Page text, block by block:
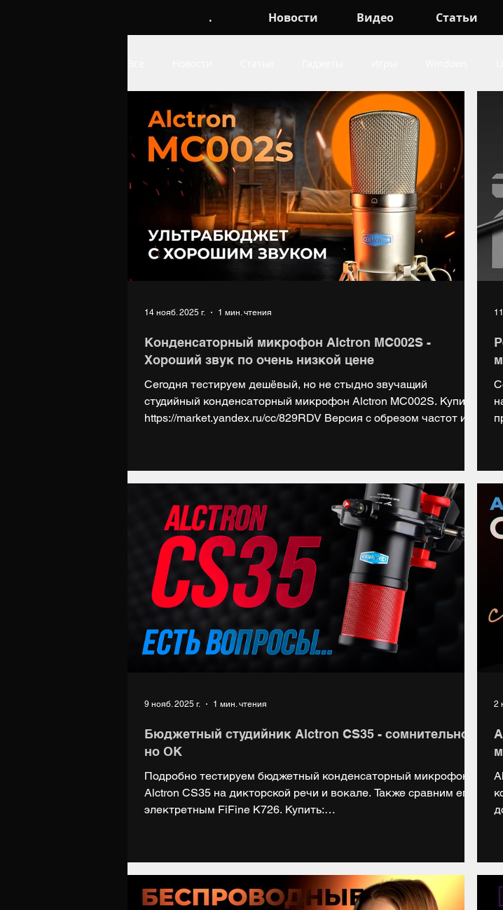
. Новости Видео Статьи
Обои про Linux про Windows про Игры про Android
Конденсаторный микрофон Alctron MC002S -
Хороший звук по очень низкой цене
Сегодня тестируем дешёвый, но не стыдно звучащий
студийный конденсаторный микрофон Alctron MC002S. Купить:
https://market.yandex.ru/cc/829RDV Версия с обрезом частот и
https://t.me/digiupnet Поддержать нас на Boosty:
https://boosty.to/digiup За вокальные тесты отдельное спасибо:
Ольге (группа TANATA): ВК: https://vk.com/tanatagroup Яндекс
Музыка:...
14 нояб. 2025 г. 1 мин. чтения
Бюджетный студийник Alctron CS35 - сомнительно,
но ОК
Подробно тестируем бюджетный конденсаторный микрофон
Alctron CS35 на дикторской речи и вокале. Также сравним его с
электретным FiFine K726. Купить:
Поддержать нас на Boosty: https://boosty.to/digiup За вокальные
тесты отдельное спасибо: Ольге (группа TANATA): ВК:
https://vk.com/tanatagroup Яндекс Музыка:
9 нояб. 2025 г. 1 мин. чтения 2